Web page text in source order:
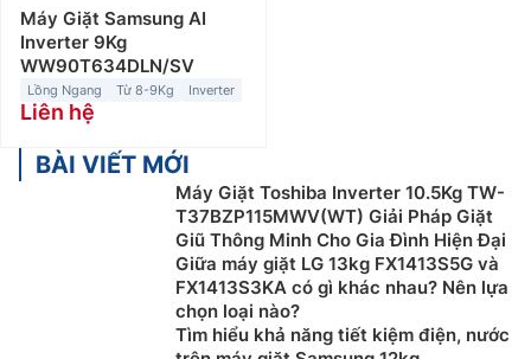
Máy Giặt Samsung AI
Inverter 9Kg
WW90T634DLN/SV
Lồng Ngang Từ 8-9Kg Inverter
Liên hệ
BÀI VIẾT MỚI
Máy Giặt Toshiba Inverter 10.5Kg TW-
T37BZP115MWV(WT) Giải Pháp Giặt
Giũ Thông Minh Cho Gia Đình Hiện Đại
Giữa máy giặt LG 13kg FX1413S5G và
FX1413S3KA có gì khác nhau? Nên lựa
chọn loại nào?
Tìm hiểu khả năng tiết kiệm điện, nước